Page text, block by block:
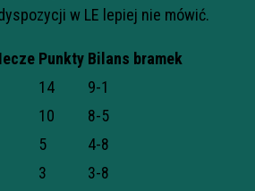
w LE lepiej nie mówić.
Punkty Bilans bramek
14
9-1
10
8-5
5
4-8
3 3-8